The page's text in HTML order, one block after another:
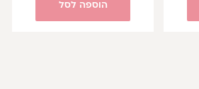
הוספה לסל